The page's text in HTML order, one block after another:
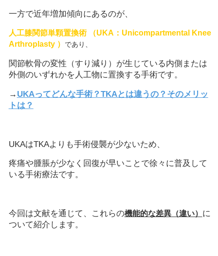
一方で近年増加傾向にあるのが、
人工膝関節単顆置換術 （UKA：Unicompartmental Knee
Arthroplasty ）
であり、
関節軟骨の変性（すり減り）が生じている内側または
外側のいずれかを人工物に置換する手術です。
→ UKAってどんな手術？TKAとは違うの？そのメリッ
トは？
UKAはTKAよりも手術侵襲が少ないため、
疼痛や腫脹が少なく回復が早いことで徐々に普及して
いる手術療法です。
今回は文献を通じて、これらの機能的な差異（違い） に
ついて紹介します。